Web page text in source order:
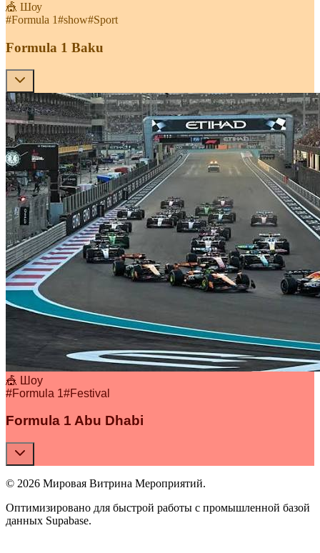
🎪 Шоу
#Formula 1#show#Sport
Formula 1 Baku
🎪 Шоу
#Formula 1#Festival
Formula 1 Abu Dhabi
© 2026 Мировая Витрина Мероприятий.
Оптимизировано для быстрой работы с промышленной базой
данных Supabase.